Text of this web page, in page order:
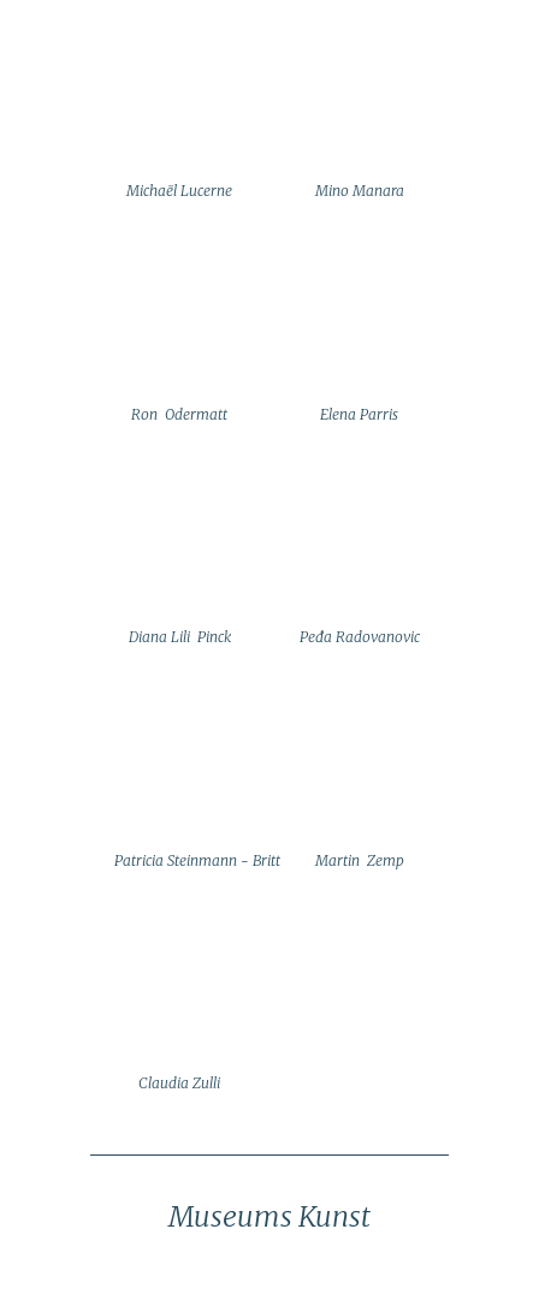
Michaël Lucerne Mino Manara
Ron Odermatt Elena Parris
Diana Lili Pinck Peđa Radovanovic
Patricia Steinmann - Britt Martin Zemp
Claudia Zulli
Museums Kunst